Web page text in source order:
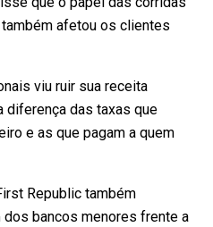
afetou os clientes
viu ruir sua receita
diferença das taxas que
e as que pagam a quem
Republic também
bancos menores frente a